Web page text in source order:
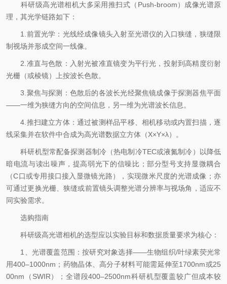
科研级高光谱相机大多采用推扫式（Push-broom）成像光谱原
理，其光学链路如下：
1.前置光学：光线经成像镜头入射至光谱仪的入口狭缝，狭缝限
制视场并形成空间一线像。
2.准直与色散：入射光被准直镜变为平行光，投射到高精度衍射
光栅（或棱镜）上按波长色散。
3.聚焦与探测：色散后的各波长光经聚焦镜成像于探测器焦平面
——一维为狭缝方向的空间信息，另一维为光谱波长信息。
4.推扫建立方体：通过被测样品平移、相机移动或内置扫描，逐
线采集并在软件中合成为高光谱数据立方体（X×Y×λ）。
科研机型常配备探测器制冷（热电制冷TEC或液氮制冷）以降低
暗电流与读出噪声，提高弱光下的信噪比；部分型号支持显微耦合
（C口或专用接口接入显微镜光路），实现微米尺度的光谱成像；亦
可通过更换光栅、狭缝或前置镜头调整光谱分辨率与视场角，适应不
同实验需求。
选购指南
科研级高光谱相机的选型应以实验目标和数据质量要求为核心：
1、光谱覆盖范围：按研究对象选择——生物组织/叶绿素荧光常
用400–1000nm；药物晶体、高分子材料可能需延伸至1700nm或25
00nm（SWIR）；全谱段400–2500nm科研机型覆盖较广但成本较